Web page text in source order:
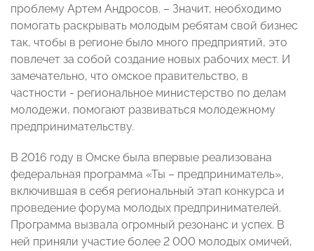
проблему Артем Андросов. – Значит, необходимо
помогать раскрывать молодым ребятам свой бизнес
так, чтобы в регионе было много предприятий, это
повлечет за собой создание новых рабочих мест. И
замечательно, что омское правительство, в
частности - региональное министерство по делам
молодежи, помогают развиваться молодежному
предпринимательству.
В 2016 году в Омске была впервые реализована
федеральная программа «Ты ­– предприниматель»,
включившая в себя региональный этап конкурса и
проведение форума молодых предпринимателей.
Программа вызвала огромный резонанс и успех. В
ней приняли участие более 2 000 молодых омичей,